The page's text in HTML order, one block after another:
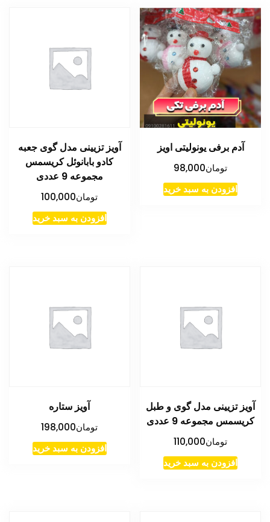
آدم برفی یونولیتی اویز
تومان98,000
افزودن به سبد خرید
آویز تزیینی مدل گوی جعبه
کادو بابانوئل کریسمس
مجموعه 9 عددی
تومان100,000
افزودن به سبد خرید
آویز تزیینی مدل گوی و طبل
کریسمس مجموعه 9 عددی
تومان110,000
افزودن به سبد خرید
آویز ستاره
تومان198,000
افزودن به سبد خرید